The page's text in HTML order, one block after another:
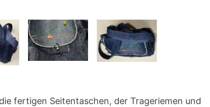
fertigen Seitentaschen, der Trageriemen und